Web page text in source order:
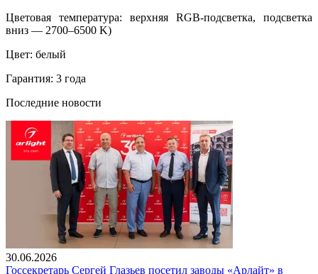
Цветовая температура: верхняя RGB-подсветка, подсветка
вниз — 2700–6500 K)
Цвет: белый
Гарантия: 3 года
Последние новости
30.06.2026
Госсекретарь Сергей Глазьев посетил заводы «Арлайт» в